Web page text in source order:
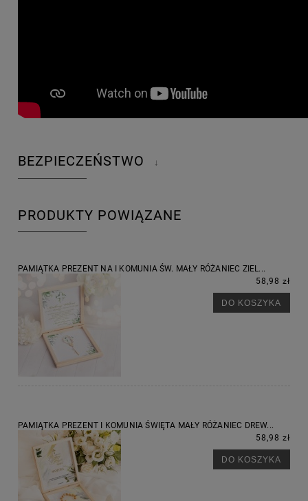
BEZPIECZEŃSTWO ↓
PRODUKTY POWIĄZANE
PAMIĄTKA PREZENT NA I KOMUNIA ŚW. MAŁY RÓŻANIEC ZIEL...
58,98 zł
DO KOSZYKA
PAMIĄTKA PREZENT I KOMUNIA ŚWIĘTA MAŁY RÓŻANIEC DREW...
58,98 zł
DO KOSZYKA